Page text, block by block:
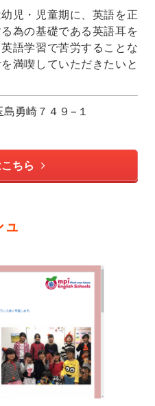
児・児童期に、英語を正
為の基礎である英語耳を
語学習で苦労することな
満喫していただきたいと
勇崎７４９−１
ちら